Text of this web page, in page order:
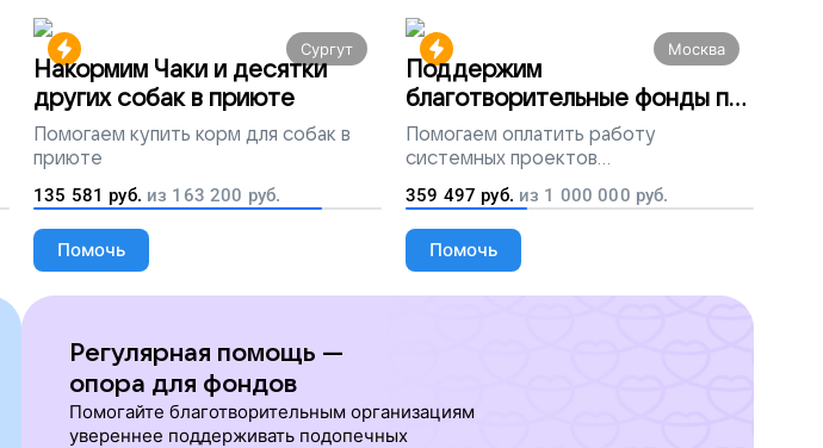
Сургут
Накормим Чаки и десятки
других собак в приюте
Помогаем купить корм для собак в
приюте
135 581 руб. из 163 200 руб.
Помочь
Москва
Поддержим
благотворительные фонды по
всей России
Помогаем оплатить работу
системных проектов
благотворительных организаций
359 497 руб. из 1 000 000 руб.
Помочь
Регулярная помощь —
опора для фондов
Помогайте благотворительным организациям
увереннее поддерживать подопечных